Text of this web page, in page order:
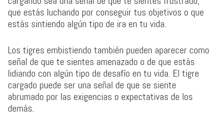
que estás luchando por conseguir tus objetivos o que
estás sintiendo algún tipo de ira en tu vida.
Los tigres embistiendo también pueden aparecer como
señal de que te sientes amenazado o de que estás
lidiando con algún tipo de desafío en tu vida. El tigre
cargado puede ser una señal de que se siente
abrumado por las exigencias o expectativas de los
demás.